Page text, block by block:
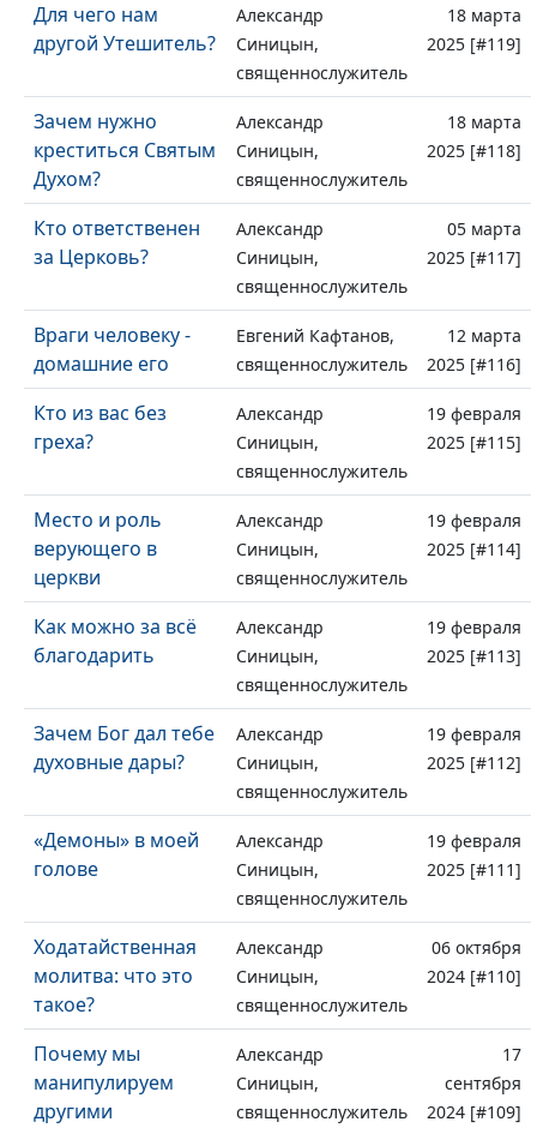
Для чего нам
другой Утешитель?
Александр
Синицын,
священнослужитель
18 марта
2025 [#119]
Зачем нужно
креститься Святым
Духом?
Александр
Синицын,
священнослужитель
18 марта
2025 [#118]
Кто ответственен
за Церковь?
Александр
Синицын,
священнослужитель
05 марта
2025 [#117]
Враги человеку -
домашние его
Евгений Кафтанов,
священнослужитель
12 марта
2025 [#116]
Кто из вас без
греха?
Александр
Синицын,
священнослужитель
19 февраля
2025 [#115]
Место и роль
верующего в
церкви
Александр
Синицын,
священнослужитель
19 февраля
2025 [#114]
Как можно за всё
благодарить
Александр
Синицын,
священнослужитель
19 февраля
2025 [#113]
Зачем Бог дал тебе
духовные дары?
Александр
Синицын,
священнослужитель
19 февраля
2025 [#112]
«Демоны» в моей
голове
Александр
Синицын,
священнослужитель
19 февраля
2025 [#111]
Ходатайственная
молитва: что это
такое?
Александр
Синицын,
священнослужитель
06 октября
2024 [#110]
Почему мы
манипулируем
другими
Александр
Синицын,
священнослужитель
17
сентября
2024 [#109]